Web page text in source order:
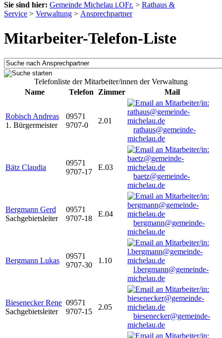
Sie sind hier: Gemeinde Michelau i.OFr. > Rathaus &
Service > Verwaltung > Ansprechpartner
Mitarbeiter-Telefon-Liste
Telefonliste der Mitarbeiter/innen der Verwaltung
Name
Telefon Zimmer Mail
Robisch Andreas
1. Bürgermeister
09571
9707-0
2.01
rathaus@gemeinde-
michelau.de
Bätz Claudia
09571
9707-17
E.03
baetz@gemeinde-
michelau.de
Bergmann Gerd
Sachgebietsleiter
09571
9707-18
E.04
bergmann@gemeinde-
michelau.de
Bergmann Lukas
09571
9707-30
1.10
l.bergmann@gemeinde-
michelau.de
Biesenecker Rene
Sachgebietsleiter
09571
9707-15
2.05
biesenecker@gemeinde-
michelau.de